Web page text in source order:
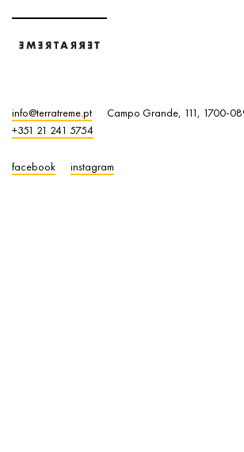
info@terratreme.pt
Campo Grande, 111, 1700-
+351 21 241 5754
facebook instagram